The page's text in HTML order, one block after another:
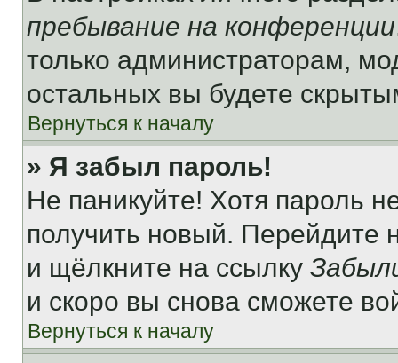
пребывание на конференции
только администраторам,
остальных вы будете
Вернуться к началу
» Я забыл пароль!
Не паникуйте! Хотя пароль
получить новый. Перейдите
и щёлкните на ссылку
и скоро вы снова сможете
Вернуться к началу